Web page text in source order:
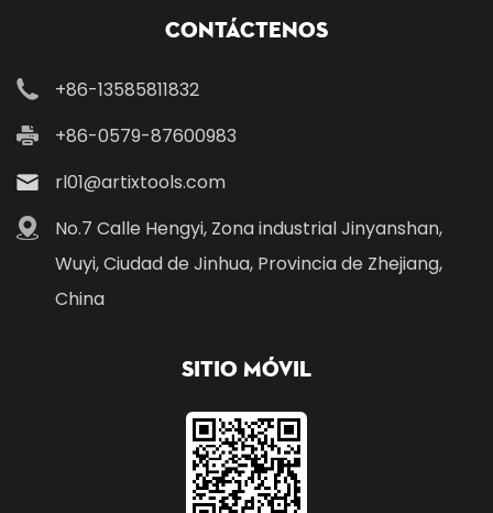
Contáctenos
+86-13585811832
+86-0579-87600983
rl01@artixtools.com
No.7 Calle Hengyi, Zona industrial Jinyanshan,
Wuyi, Ciudad de Jinhua, Provincia de Zhejiang,
China
Sitio móvil